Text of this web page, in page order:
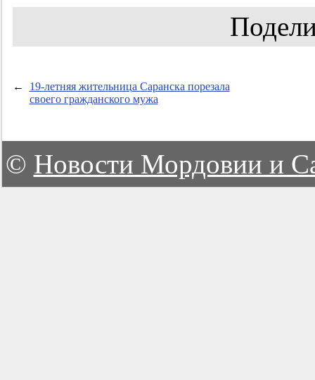
← 19-летняяжительница Саранска порезала
своего гражданского мужа
© Новости Мордовии и